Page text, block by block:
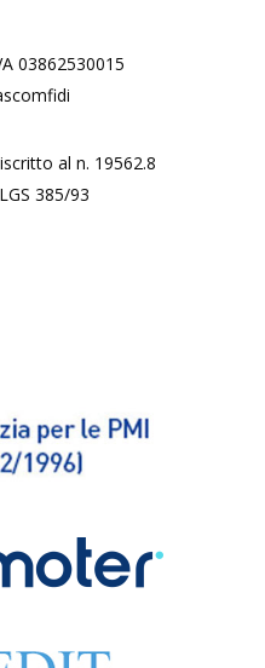
03862530015
al n. 19562.8
385/93